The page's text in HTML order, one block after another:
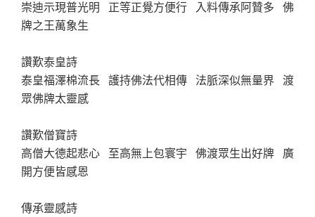
崇迪示現普光明 正等正覺方便行 入料傳承阿贊多 佛
牌之王萬象生
讚歎泰皇詩
泰皇福澤棉流長 護持佛法代相傳 法脈深似無量界 渡
眾佛牌太靈感
讚歎僧寶詩
高僧大德起悲心 至高無上包寰宇 佛渡眾生出好牌 廣
開方便皆感恩
傳承靈感詩